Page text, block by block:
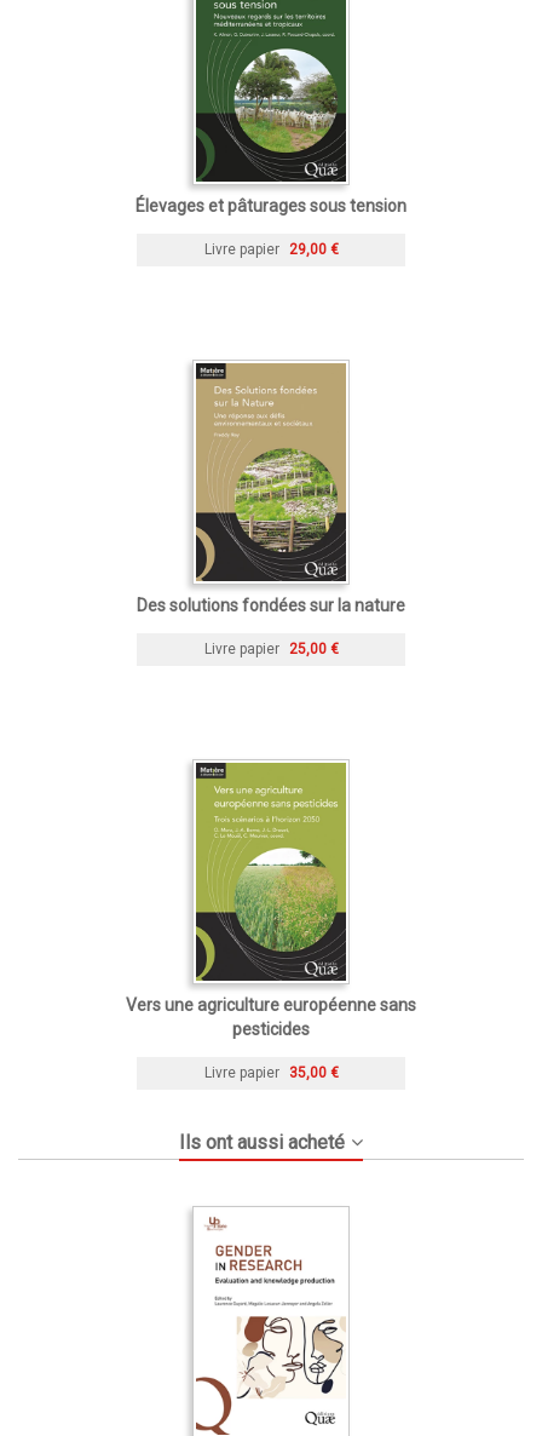
Élevages et pâturages sous tension
Livre papier 29,00 €
Des solutions fondées sur la nature
Livre papier 25,00 €
Vers une agriculture européenne sans
pesticides
Livre papier 35,00 €
Ils ont aussi acheté